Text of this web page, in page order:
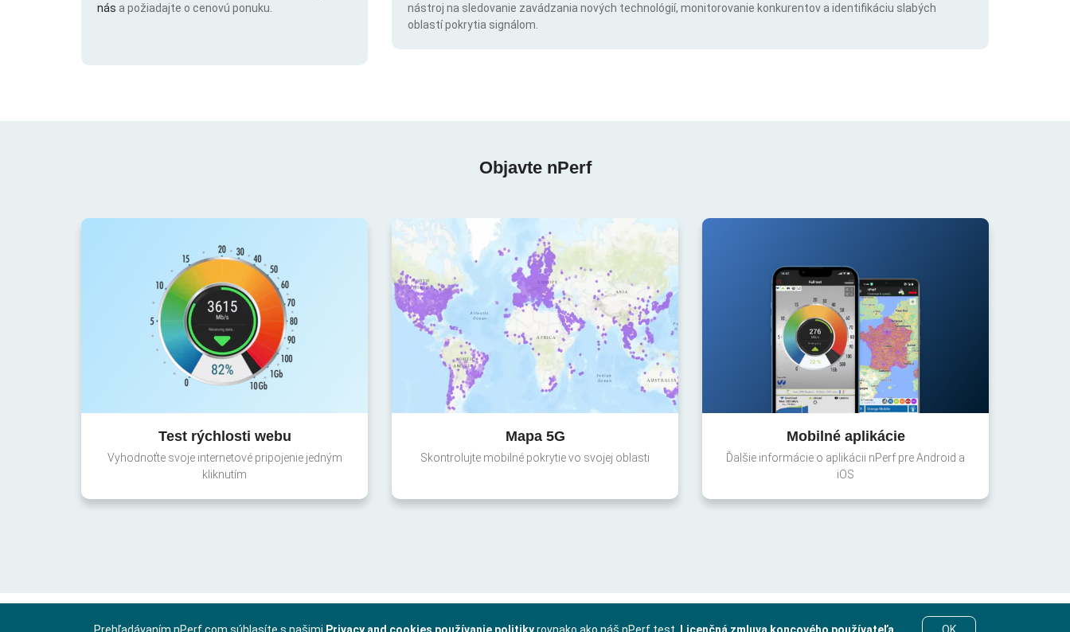
nás a požiadajte o cenovú ponuku.
nástroj na sledovanie zavádzania nových technológií, monitorovanie konkurentov a identifikáciu slabých
oblastí pokrytia signálom.
Objavte nPerf
Test rýchlosti webu
Vyhodnoťte svoje internetové pripojenie jedným
kliknutím
Mapa 5G
Skontrolujte mobilné pokrytie vo svojej oblasti
Mobilné aplikácie
Ďalšie informácie o aplikácii nPerf pre Android a
iOS